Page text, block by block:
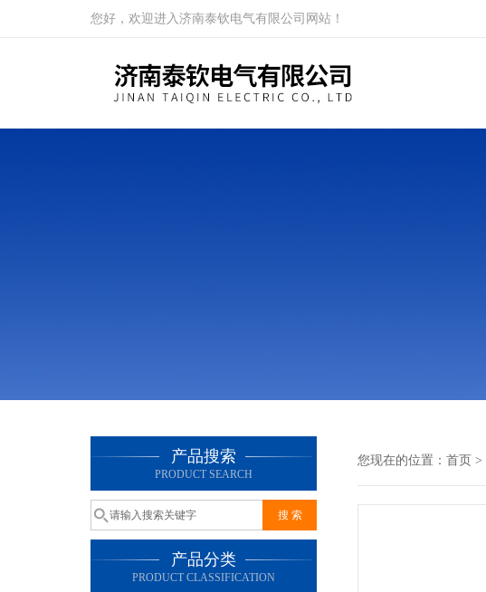
您好，欢迎进入济南泰钦电气有限公司网站！
产品搜索
PRODUCT SEARCH
产品分类
PRODUCT CLASSIFICATION
您现在的位置： 首页 >